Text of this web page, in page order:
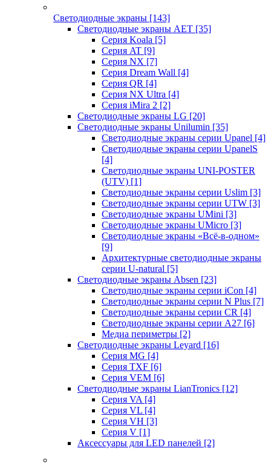
Светодиодные экраны [143]
Светодиодные экраны AET [35]
Cерия Koala [5]
Серия AT [9]
Серия NX [7]
Серия Dream Wall [4]
Серия QR [4]
Серия NX Ultra [4]
Серия iMira 2 [2]
Светодиодные экраны LG [20]
Светодиодные экраны Unilumin [35]
Светодиодные экраны серии Upanel [4]
Светодиодные экраны серии UpanelS
[4]
Светодиодные экраны UNI-POSTER
(UTV) [1]
Светодиодные экраны серии Uslim [3]
Светодиодные экраны серии UTW [3]
Светодиодные экраны UMini [3]
Светодиодные экраны UMicro [3]
Светодиодные экраны «Всё-в-одном»
[9]
Архитектурные светодиодные экраны
серии U-natural [5]
Светодиодные экраны Absen [23]
Светодиодные экраны серии iCon [4]
Светодиодные экраны серии N Plus [7]
Светодиодные экраны серии CR [4]
Светодиодные экраны серии А27 [6]
Медиа периметры [2]
Светодиодные экраны Leyard [16]
Серия MG [4]
Серия TXF [6]
Серия VEM [6]
Светодиодные экраны LianTronics [12]
Серия VA [4]
Серия VL [4]
Серия VH [3]
Серия V [1]
Аксессуары для LED панелей [2]